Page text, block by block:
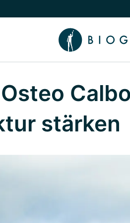
Wissen umschalten
stärken